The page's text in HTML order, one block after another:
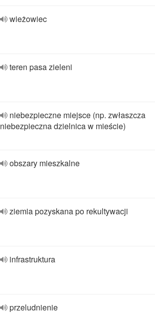
wieżowiec
teren pasa zieleni
niebezpieczne miejsce (np. zwłaszcza
niebezpieczna dzielnica w mieście)
obszary mieszkalne
ziemia pozyskana po rekultywacji
infrastruktura
przeludnienie